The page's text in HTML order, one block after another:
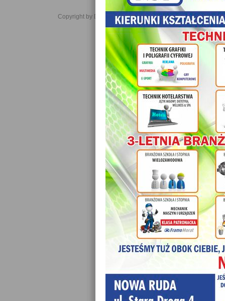
Copyright by Daniel JabĹoĹski 2006-2021. All rights